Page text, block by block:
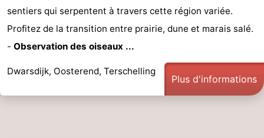
sentiers qui serpentent à travers cette région variée.
Profitez de la transition entre prairie, dune et marais salé.
- Observation des oiseaux ...
Dwarsdijk, Oosterend, Terschelling
Plus d'informations